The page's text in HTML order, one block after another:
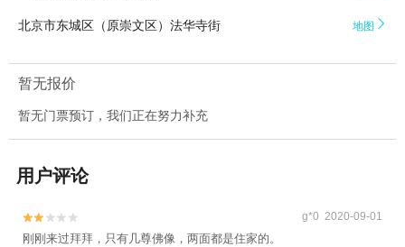
北京市东城区（原崇文区）法华寺街 地图 
暂无报价
暂无门票预订，我们正在努力补充
用户评论

 g*0 2020-09-01
刚刚来过拜拜，只有几尊佛像，两面都是住家的。